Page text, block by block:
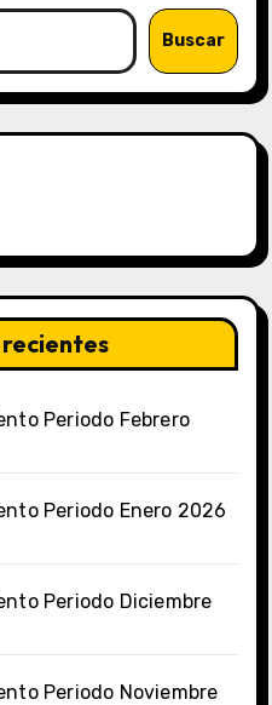
Buscar
Periodo Febrero
Periodo Enero 2026
Periodo Diciembre
Periodo Noviembre